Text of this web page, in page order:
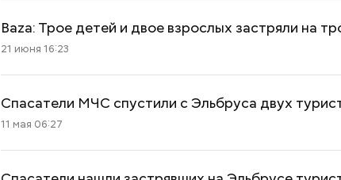
Baza: Трое детей и двое взрослых застряли на
21 июня 16:23
Спасатели МЧС спустили с Эльбруса двух
11 мая 06:27